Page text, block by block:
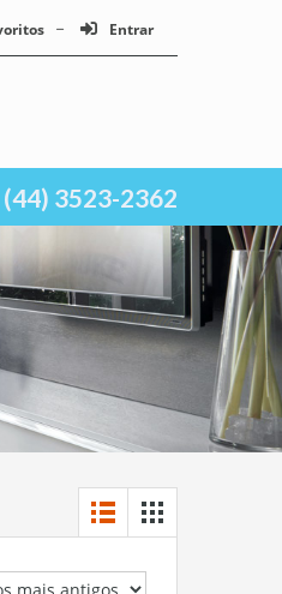
Entrar
(44) 3523-2362